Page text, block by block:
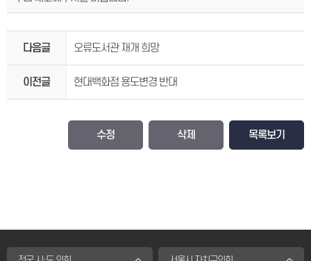
다음글 오류도서관 재개 희망
이전글 현대백화점 용도변경 반대
수정 삭제 목록보기